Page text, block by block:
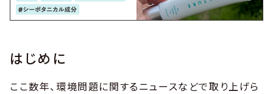
はじめに
ここ数年、環境問題に関するニュースなどで取り上げら